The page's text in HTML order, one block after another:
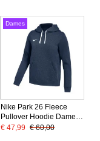
Dames
Nike Park 26 Fleece
Pullover Hoodie Dames
Donkerblauw Wit
€ 47,99 € 60,00